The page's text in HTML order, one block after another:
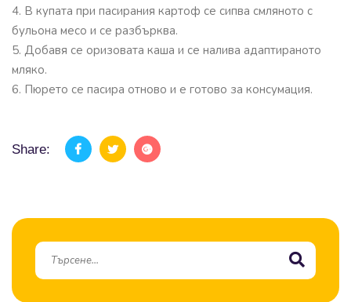
4. В купата при пасирания картоф се сипва смляното с
бульона месо и се разбърква.
5. Добавя се оризовата каша и се налива адаптираното
мляко.
6. Пюрето се пасира отново и е готово за консумация.
Share: